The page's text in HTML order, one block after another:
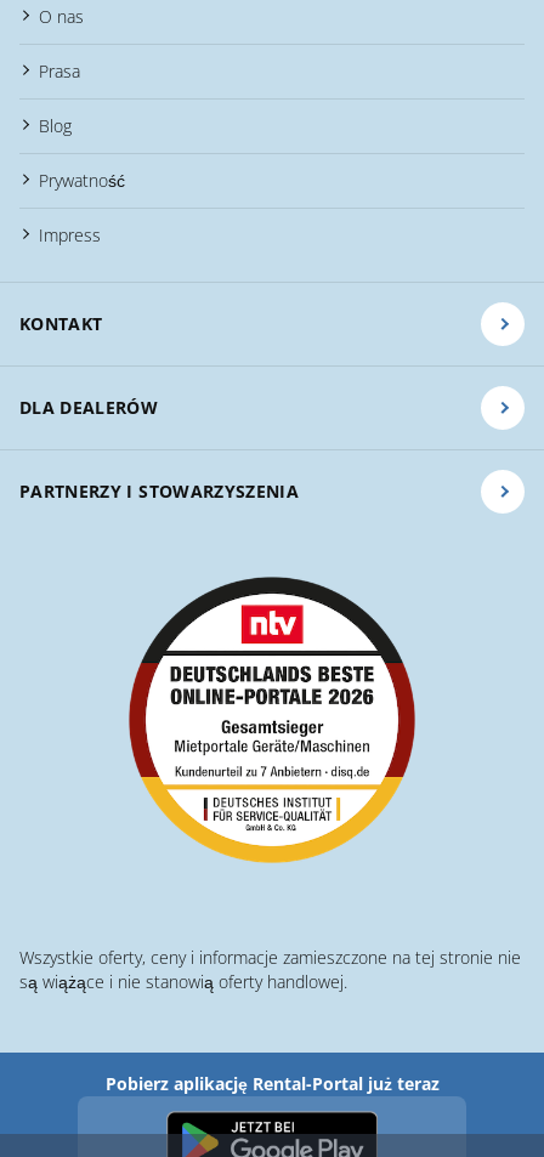
O nas
Prasa
Blog
Prywatność
Impress
KONTAKT
DLA DEALERÓW
PARTNERZY I STOWARZYSZENIA
Wszystkie oferty, ceny i informacje zamieszczone na tej stronie nie
są wiążące i nie stanowią oferty handlowej.
Pobierz aplikację Rental-Portal już teraz